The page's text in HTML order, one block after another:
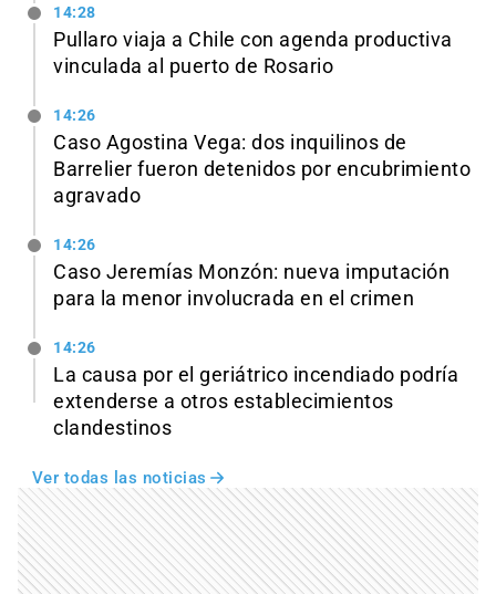
14:28
Pullaro viaja a Chile con agenda productiva
vinculada al puerto de Rosario
14:26
Caso Agostina Vega: dos inquilinos de
Barrelier fueron detenidos por encubrimiento
agravado
14:26
Caso Jeremías Monzón: nueva imputación
para la menor involucrada en el crimen
14:26
La causa por el geriátrico incendiado podría
extenderse a otros establecimientos
clandestinos
Ver todas las noticias